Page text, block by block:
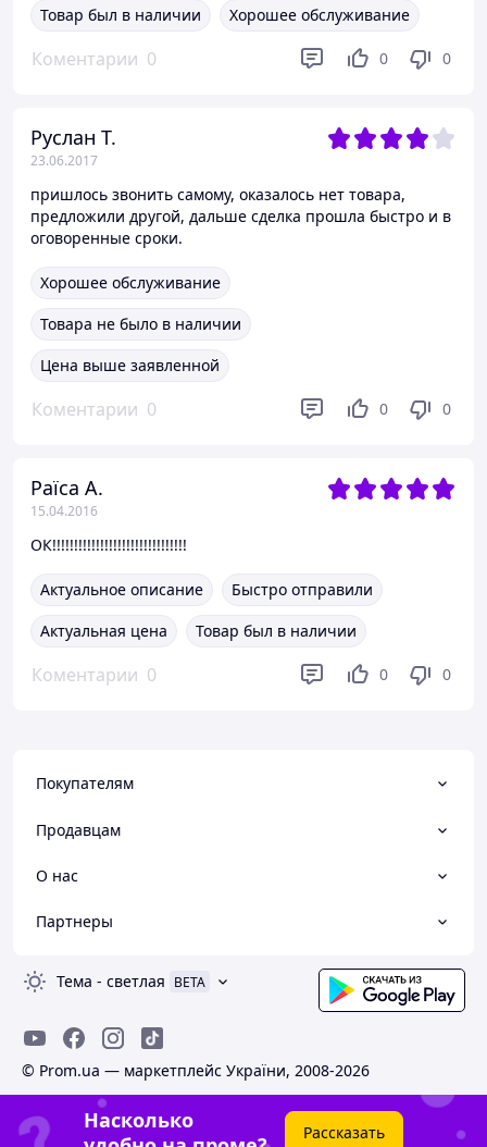
Товар был в наличии
Хорошее обслуживание
Коментарии 0 0 0
Руслан Т.
23.06.2017
пришлось звонить самому, оказалось нет товара,
предложили другой, дальше сделка прошла быстро и в
оговоренные сроки.
Хорошее обслуживание
Товара не было в наличии
Цена выше заявленной
Коментарии 0 0 0
Раїса А.
15.04.2016
ОК!!!!!!!!!!!!!!!!!!!!!!!!!!!!!!!
Актуальное описание
Быстро отправили
Актуальная цена
Товар был в наличии
Коментарии 0 0 0
Покупателям
Продавцам
О нас
Партнеры
Тема - светлая BETA
© Prom.ua — маркетплейс України, 2008-2026
Насколько
Рассказать